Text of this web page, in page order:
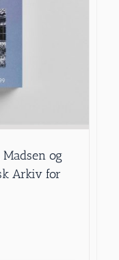
Madsen og
Arkiv for